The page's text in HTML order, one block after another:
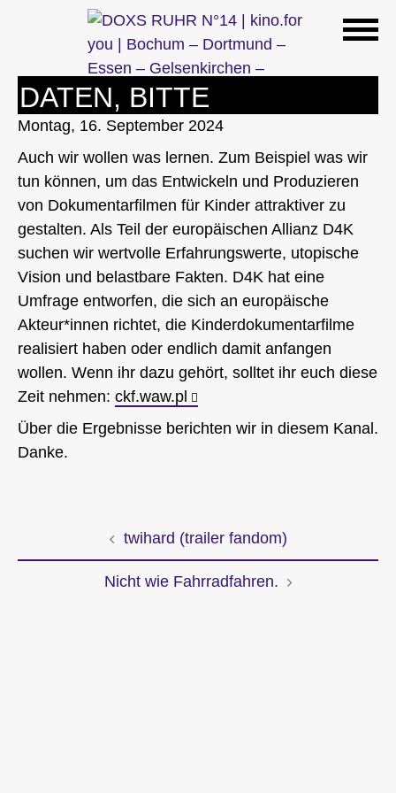
springen
DATEN, BITTE
Montag, 16. September 2024
Auch wir wollen was lernen. Zum Beispiel was wir
tun können, um das Entwickeln und Produzieren
von Dokumentarfilmen für Kinder attraktiver zu
gestalten. Als Teil der europäischen Allianz D4K
suchen wir wertvolle Erfahrungswerte, utopische
Vision und belastbare Fakten. D4K hat eine
Umfrage entworfen, die sich an europäische
Akteur*innen richtet, die Kinderdokumentarfilme
realisiert haben oder endlich damit anfangen
wollen. Wenn ihr dazu gehört, solltet ihr euch diese
Zeit nehmen: ckf.waw.pl
Über die Ergebnisse berichten wir in diesem Kanal.
Danke.
Beitragsnavigation
twihard (trailer fandom)
Nicht wie Fahrradfahren.